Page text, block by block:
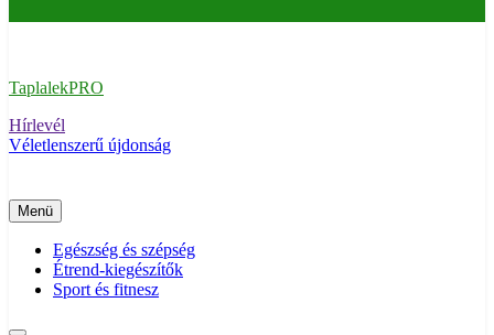
TaplalekPRO
Hírlevél
Véletlenszerű újdonság
Menü
Egészség és szépség
Étrend-kiegészítők
Sport és fitnesz